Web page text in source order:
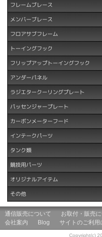
フレームブレース
メンバーブレース
フロアサブフレーム
トーイングフック
フリップアップトーイングフック
アンダーパネル
ラジエタークーリングプレート
パッセンジャープレート
カーボンメーターフード
インテークパーツ
タンク類
競技用パーツ
オリジナルアイテム
その他
通信販売について お取付・販売
会社案内
Blog サイトのご利用
Copyright(c)